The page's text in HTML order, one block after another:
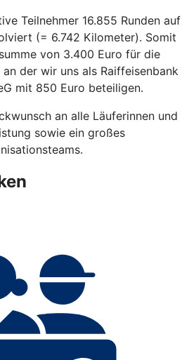
Teilnehmer 16.855 Runden auf
(= 6.742 Kilometer). Somit
von 3.400 Euro für die
der wir uns als Raiffeisenbank
mit 850 Euro beteiligen.
an alle Läuferinnen und
sowie ein großes